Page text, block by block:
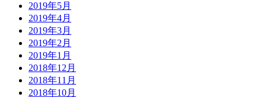
2019年5月
2019年4月
2019年3月
2019年2月
2019年1月
2018年12月
2018年11月
2018年10月